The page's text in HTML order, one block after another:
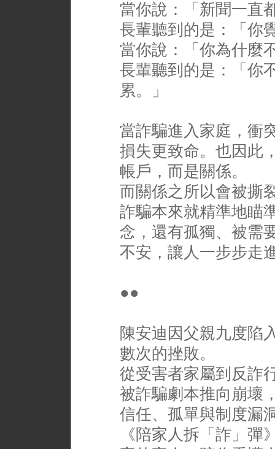
當你說：「新聞一直
長輩聽到的是：「你
當你說：「你為什麼
長輩聽到的是：「你
累。」
當詐騙進入家庭，衝
損失更致命。也因此
帳戶，而是關係。
而關係之所以會被撕
詐騙本來就精準地瞄
念，還有孤獨、被需
不安，讓人一步步走
●●
陳安迪因父親九度陷
數次的挫敗。
從受害者家屬到反詐
被詐騙劇本推向崩壞
信任、孤單與制度漏
《陪家人拆「詐」彈